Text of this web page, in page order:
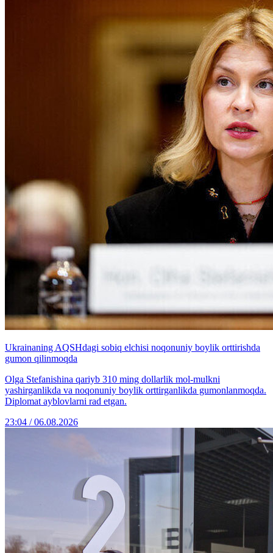
Ukrainaning AQSHdagi sobiq elchisi noqonuniy boylik orttirishda
gumon qilinmoqda
Olga Stefanishina qariyb 310 ming dollarlik mol-mulkni
yashirganlikda va noqonuniy boylik orttirganlikda gumonlanmoqda.
Diplomat ayblovlarni rad etgan.
23:04 / 06.08.2026